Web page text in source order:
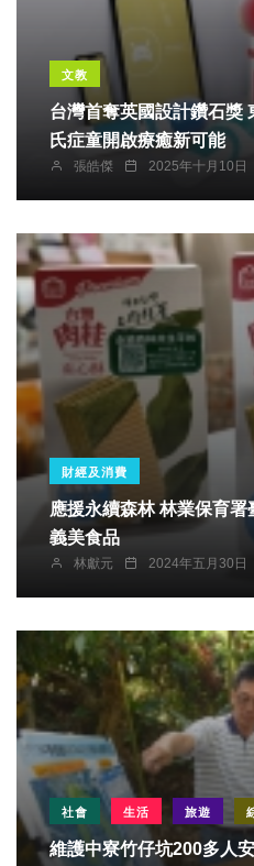
文教
台灣首奪英國設計鑽石獎
氏症童開啟療癒新可能
張皓傑 2025年十月10日
財經及消費
應援永續森林 林業保育署臺中分署X觀樹基金會X
義美食品
林獻元 2024年五月30日
社會 生活 旅遊
維護中寮竹仔坑200多人